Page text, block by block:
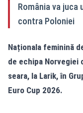
România va juca
contra Poloniei
Naționala feminină
de echipa
seara, la Larik, în
Euro Cup 2026.